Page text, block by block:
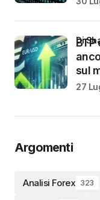
sul
di
27
Argomenti
Analisi Forex 323